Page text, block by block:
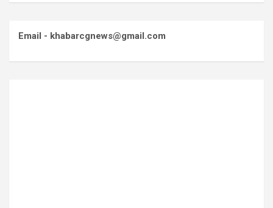
Email - khabarcgnews@gmail.com